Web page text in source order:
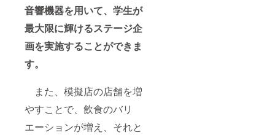
音響機器を用いて、学生が
最大限に輝けるステージ企
画を実施することができま
す。
また、模擬店の店舗を増
やすことで、飲食のバリ
エーションが増え、それと